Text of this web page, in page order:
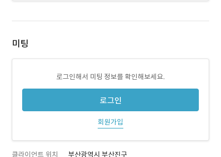
미팅
로그인해서 미팅 정보를 확인해보세요.
로그인
회원가입
클라이언트 위치 부산광역시 부산진구